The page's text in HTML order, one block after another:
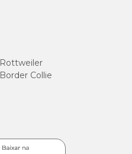
Rottweiler
Border Collie